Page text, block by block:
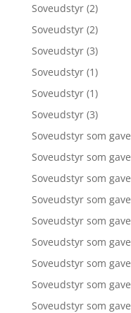
Soveudstyr (2)
Soveudstyr (2)
Soveudstyr (3)
Soveudstyr (1)
Soveudstyr (1)
Soveudstyr (3)
Soveudstyr som gave
Soveudstyr som gave
Soveudstyr som gave
Soveudstyr som gave
Soveudstyr som gave
Soveudstyr som gave
Soveudstyr som gave
Soveudstyr som gave
Soveudstyr som gave